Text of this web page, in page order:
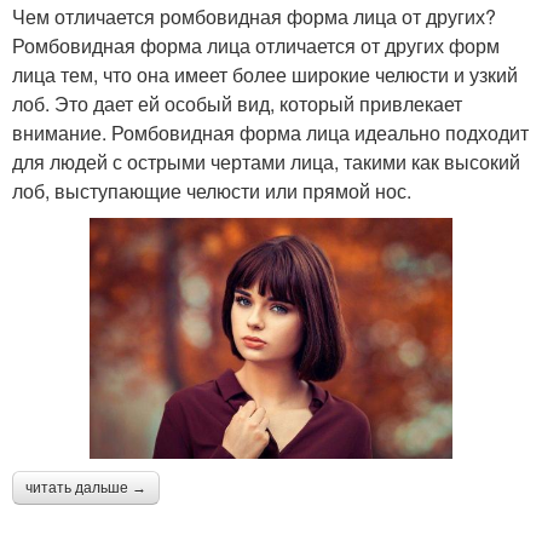
Чем отличается ромбовидная форма лица от других?
Ромбовидная форма лица отличается от других форм
лица тем, что она имеет более широкие челюсти и узкий
лоб. Это дает ей особый вид, который привлекает
внимание. Ромбовидная форма лица идеально подходит
для людей с острыми чертами лица, такими как высокий
лоб, выступающие челюсти или прямой нос.
читать дальше →